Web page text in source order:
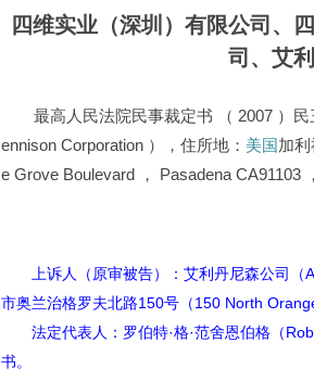
四维实业（深圳）有限公司、
司、艾
最高人民法院民事裁定书 （ 2007 ）
ennison Corporation ），住所地： 美国加
e Grove Boulevard ， Pasadena CA91103
上诉人（原审被告）：艾利丹尼森公司（
市奥兰治格罗夫北路150号（150 North
法定代表人：罗伯特·格·范舍恩伯格（
书。